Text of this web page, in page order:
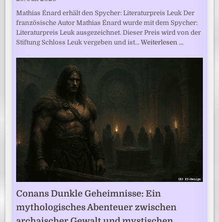
Mathias Énard erhält den Spycher: Literaturpreis Leuk Der
französische Autor Mathias Énard wurde mit dem Spycher:
Literaturpreis Leuk ausgezeichnet. Dieser Preis wird von der
Stiftung Schloss Leuk vergeben und ist…Weiterlesen …
Conans Dunkle Geheimnisse: Ein
mythologisches Abenteuer zwischen